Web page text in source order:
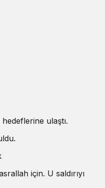
ulaştı.
için. U saldırıyı